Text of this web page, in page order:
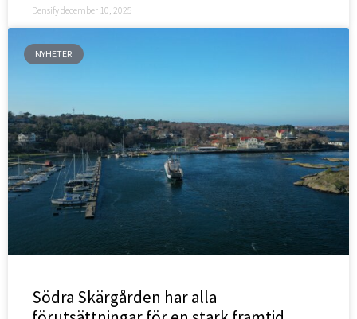
Densifydecember 10, 2025
NYHETER
Södra Skärgården har alla